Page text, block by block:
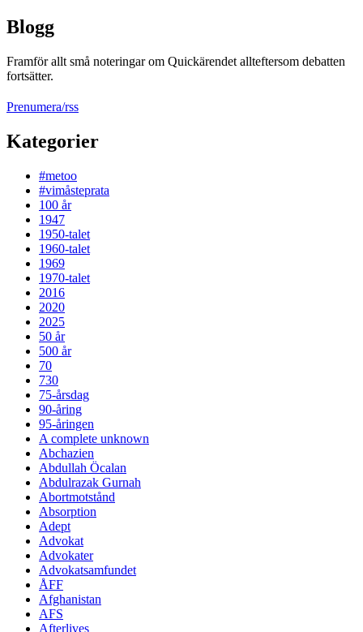
Blogg
Framför allt små noteringar om Quickärendet allteftersom debatten
fortsätter.
Prenumera/rss
Kategorier
#metoo
#vimåsteprata
100 år
1947
1950-talet
1960-talet
1969
1970-talet
2016
2020
2025
50 år
500 år
70
730
75-årsdag
90-åring
95-åringen
A complete unknown
Abchazien
Abdullah Öcalan
Abdulrazak Gurnah
Abortmotstånd
Absorption
Adept
Advokat
Advokater
Advokatsamfundet
ÅFF
Afghanistan
AFS
Afterlives